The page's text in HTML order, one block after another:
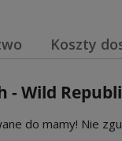
Koszty
- Wild
do mamy! Nie